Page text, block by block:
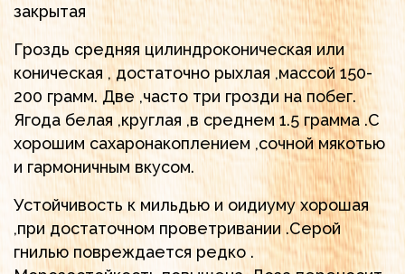
закрытая
Гроздь средняя цилиндроконическая или
коническая , достаточно рыхлая ,массой 150-
200 грамм. Две ,часто три грозди на побег.
Ягода белая ,круглая ,в среднем 1.5 грамма .С
хорошим сахаронакоплением ,сочной мякотью
и гармоничным вкусом.
Устойчивость к мильдью и оидиуму хорошая
,при достаточном проветривании .Серой
гнилью повреждается редко .